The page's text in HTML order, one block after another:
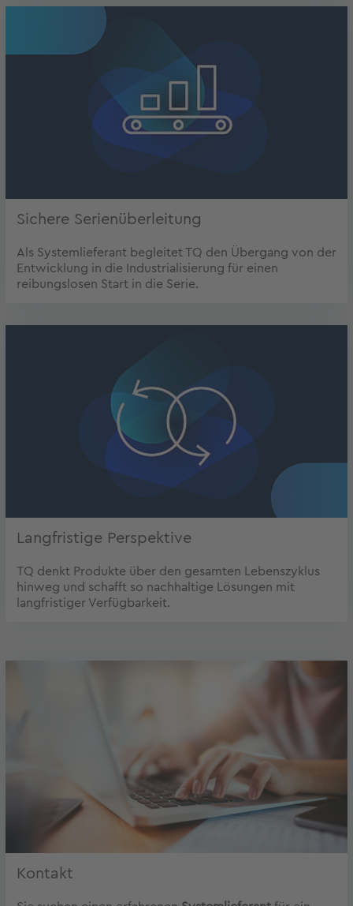
Sichere Serienüberleitung
Als Systemlieferant begleitet TQ den Übergang von der
Entwicklung in die Industrialisierung für einen
reibungslosen Start in die Serie.
Langfristige Perspektive
TQ denkt Produkte über den gesamten Lebenszyklus
hinweg und schafft so nachhaltige Lösungen mit
langfristiger Verfügbarkeit.
Kontakt